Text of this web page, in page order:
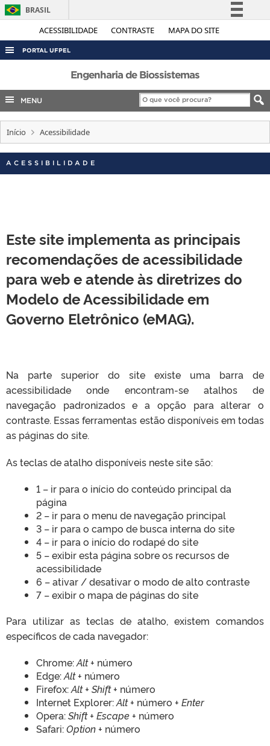
ACESSIBILIDADE CONTRASTE MAPA DO SITE
BRASIL
Simplifique!
Legislação
Canais
PORTAL UFPEL
ACESSO À INFORMAÇÃO
AUDITORIA
COBALTO
CONCURSOS
EDITAIS
INTERNACIONAL
TELEFONES
Engenharia de Biossistemas
MENU
Início Acessibilidade
ACESSIBILIDADE
Este site implementa as principais
recomendações de acessibilidade
para web e atende às diretrizes do
Modelo de Acessibilidade em
Governo Eletrônico (eMAG).
Na parte superior do site existe uma barra de
acessibilidade onde encontram-se atalhos de
navegação padronizados e a opção para alterar o
contraste. Essas ferramentas estão disponíveis em todas
as páginas do site.
As teclas de atalho disponíveis neste site são:
1 – ir para o início do conteúdo principal da
página
2 – ir para o menu de navegação principal
3 – ir para o campo de busca interna do site
4 – ir para o início do rodapé do site
5 – exibir esta página sobre os recursos de
acessibilidade
6 – ativar / desativar o modo de alto contraste
7 – exibir o mapa de páginas do site
Para utilizar as teclas de atalho, existem comandos
específicos de cada navegador:
Chrome:Alt+ número
Edge:Alt+ número
Firefox:Alt + Shift+ número
Internet Explorer:Alt+ número + Enter
Opera:Shift + Escape+ número
Safari:Option+ número